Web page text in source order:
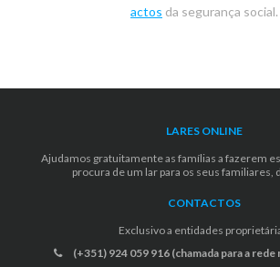
actos da segurança social.
LARES ONLINE
Ajudamos gratuitamente as famílias a fazerem
procura de um lar para os seus familiares,
CONTACTOS
Exclusivo a entidades
(+351) 924 059 916 (chamada para a